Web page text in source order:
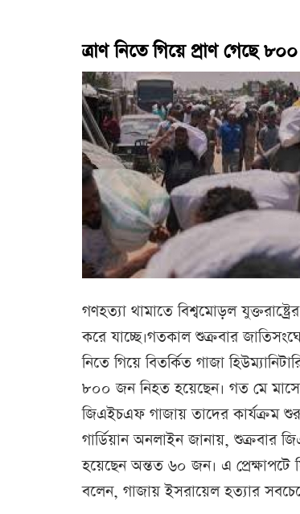
ত্রাণ নিতে গিয়ে প্রাণ গেছে ৮০০
গণহত্যা থামাতে বিশ্বমোড়ল
করে যাচ্ছে।গতকাল শুক্রবার
নিতে গিয়ে বিতর্কিত গাজা
৮০০ জন নিহত হয়েছেন। গত মে মাসের
জিএইচএফ গাজায় তাদের কার্যক্রম
গার্ডিয়ান অনলাইন জানায়,
হয়েছেন অন্তত ৬০ জন। এ প্রেক্ষাপটে
বলেন, গাজায় ইসরায়েল হত্যার